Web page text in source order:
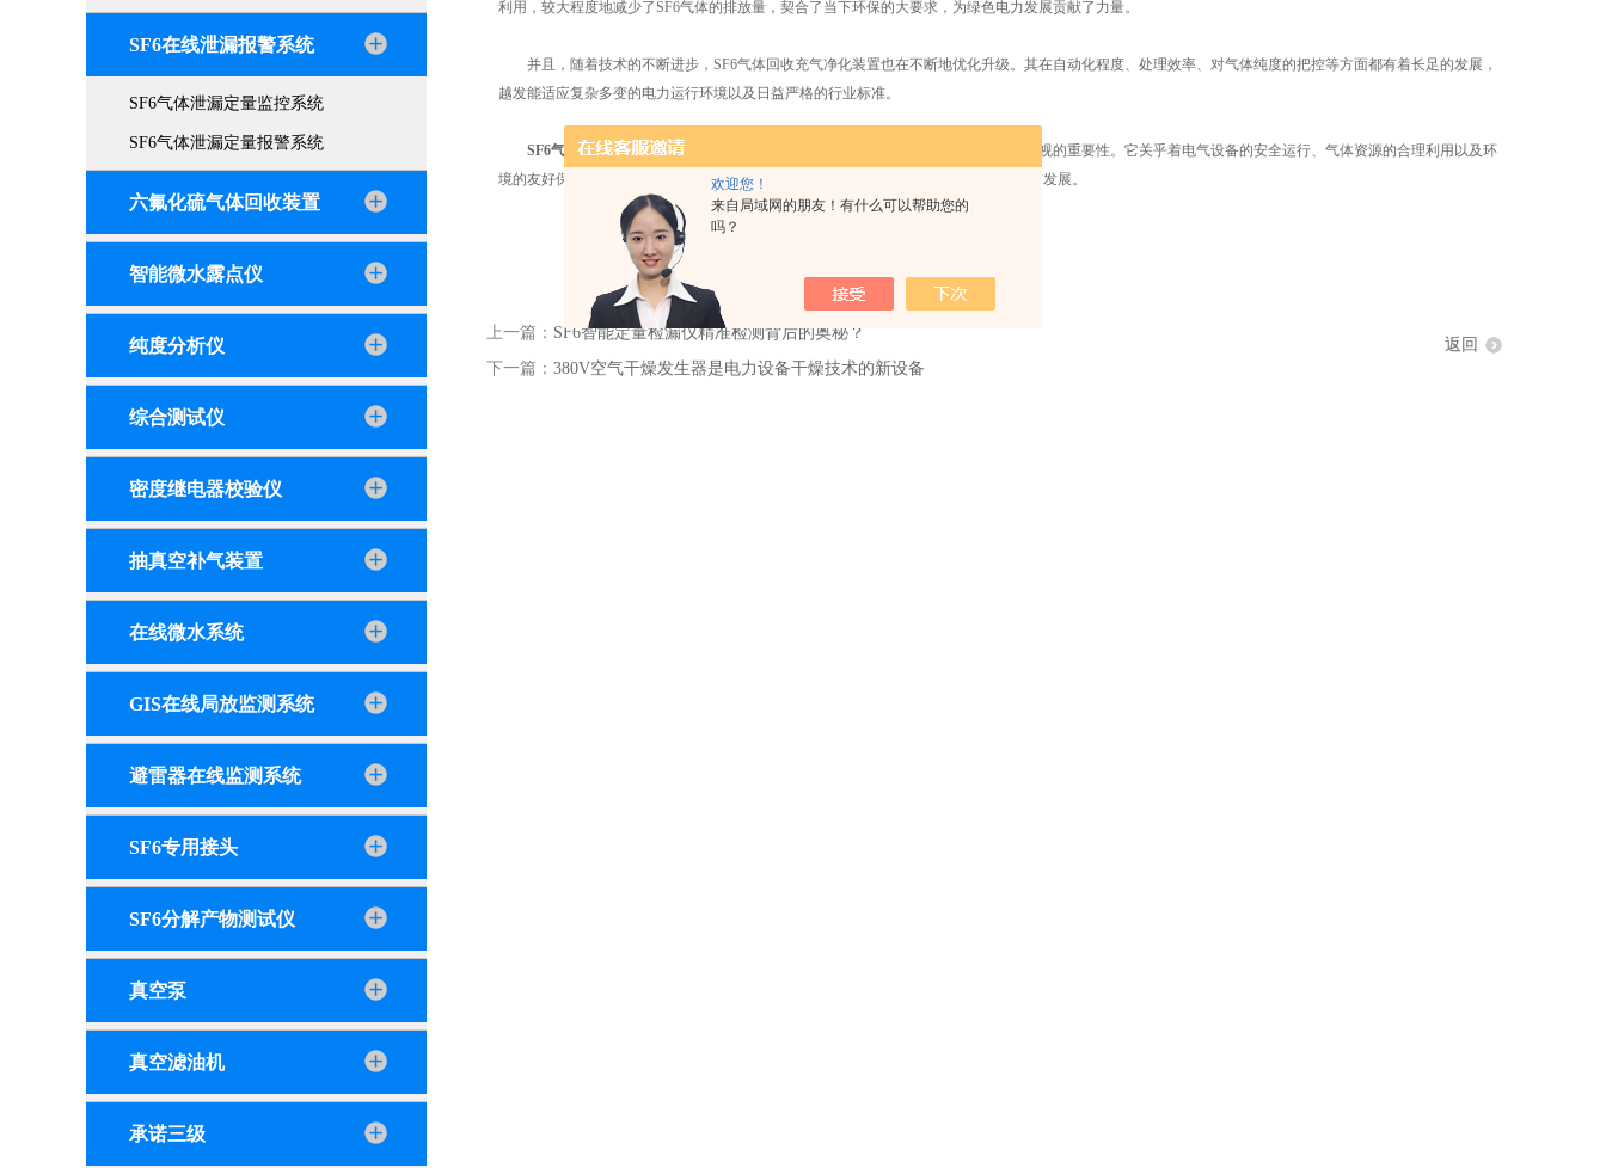
欢迎您！
来自局域网的朋友！有什么可以帮助您的
吗？
SF6在线泄漏报警系统
SF6气体泄漏定量监控系统
SF6气体泄漏定量报警系统
六氟化硫气体回收装置
智能微水露点仪
纯度分析仪
综合测试仪
密度继电器校验仪
抽真空补气装置
在线微水系统
GIS在线局放监测系统
避雷器在线监测系统
SF6专用接头
SF6分解产物测试仪
真空泵
真空滤油机
承诺三级
利用，较大程度地减少了SF6气体的排放量，契合了当下环保的大要求，为绿色电力发展贡献了力量。
并且，随着技术的不断进步，SF6气体回收充气净化装置也在不断地优化升级。其在自动化程度、处理效率、对气体纯度的把控等方面都有着长足的发展，
越发能适应复杂多变的电力运行环境以及日益严格的行业标准。
SF6气体回收充气净化装置
看似只是电力系统中一个普通的设备，实则有着不可忽视的重要性。它关乎着电气设备的安全运行、气体资源的合理利用以及环
境的友好保护，在现代电力及相关领域持续发挥着关键作用，助力着整个行业稳步向前发展。
上一篇： SF6智能定量检漏仪精准检测背后的奥秘？
下一篇： 380V空气干燥发生器是电力设备干燥技术的新设备
返回